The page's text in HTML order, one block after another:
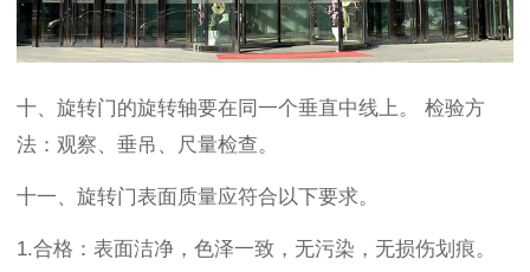
十、 旋转门的旋转轴要在同一个垂直中线上。
检验方
法：观察、垂吊、尺量检查。
十一、 旋转门表面质量应符合以下要求。
1.合格：表面洁净，色泽一致，无污染，无损伤划痕。